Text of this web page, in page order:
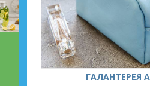
ГАЛАНТЕРЕЯ